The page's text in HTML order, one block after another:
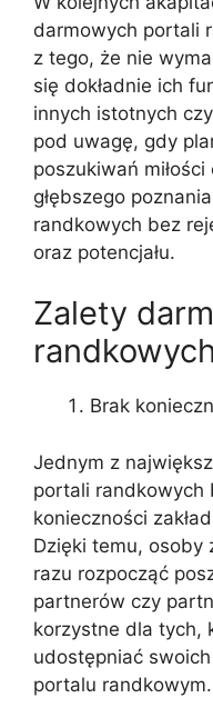
darmowych portali
z tego, że nie
się dokładnie ich
innych istotnych
pod uwagę, gdy
poszukiwań
głębszego
randkowych bez
oraz potencjału.
Zalety
Brak
Jednym z
portali randkowych
konieczności
Dzięki temu, osoby
razu rozpocząć
partnerów czy
korzystne dla tych,
udostępniać
portalu randkowym.